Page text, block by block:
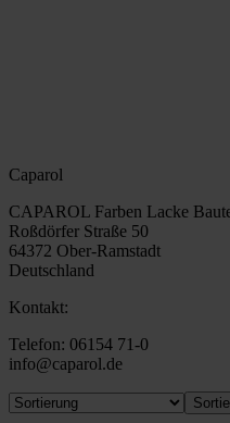
Caparol
CAPAROL Farben Lacke
Roßdörfer Straße 50
64372 Ober-Ramstadt
Deutschland
Kontakt:
Telefon: 06154 71-0
info@caparol.de